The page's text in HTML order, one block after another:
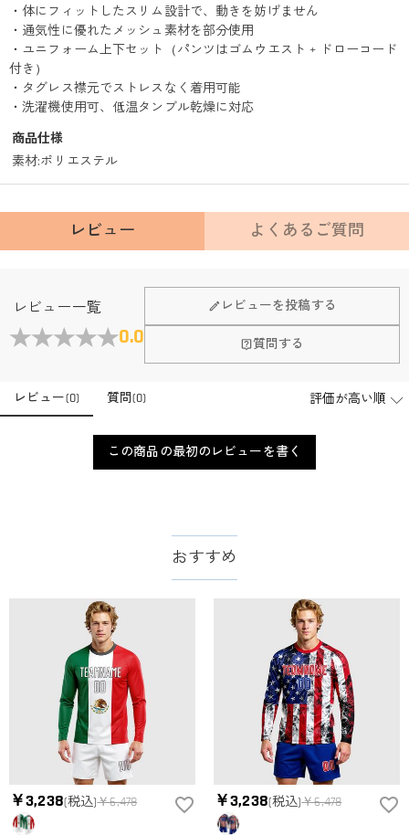
・体にフィットしたスリム設計で、動きを妨げません
・通気性に優れたメッシュ素材を部分使用
・ユニフォーム上下セット（パンツはゴムウエスト + ドローコード
付き）
・タグレス襟元でストレスなく着用可能
・洗濯機使用可、低温タンブル乾燥に対応
商品仕様
素材:ポリエステル
レビュー よくあるご質問
レビュー一覧
0.0
レビューを投稿する
質問する
レビュー(0) 質問(0)
この商品の最初のレビューを書く
おすすめ
￥3,238(税込)￥6,478 ￥3,238(税込)￥6,478